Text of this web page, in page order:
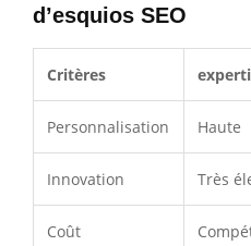
d’esquios SEO
Critères
Personnalisation Haute
Innovation Très
Coût